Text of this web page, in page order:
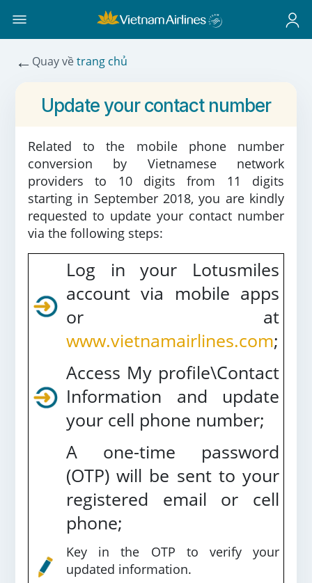
← Quay về trang chủ
Update your contact number
Related to the mobile phone number
conversion by Vietnamese network
providers to 10 digits from 11 digits
starting in September 2018, you are kindly
requested to update your contact number
via the following steps:
Log in your Lotusmiles
account via mobile apps
or at
www.vietnamairlines.com;
Access My profile\Contact
Information and update
your cell phone number;
A one-time password
(OTP) will be sent to your
registered email or cell
phone;
Key in the OTP to verify your
updated information.